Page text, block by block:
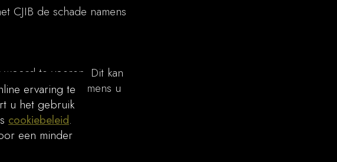
CJIB de schade namens
te voeren. Dit kan
kunnen ook namens u
ervaring te
u het gebruik
cookiebeleid.
een minder